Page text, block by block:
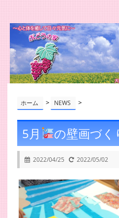
ホーム > NEWS >
5月 の壁画づく
2022/04/25 2022/05/02